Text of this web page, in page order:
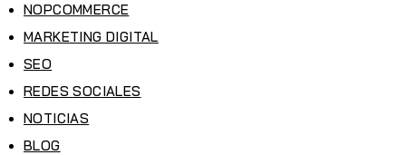
NOPCOMMERCE
MARKETING DIGITAL
SEO
REDES SOCIALES
NOTICIAS
BLOG